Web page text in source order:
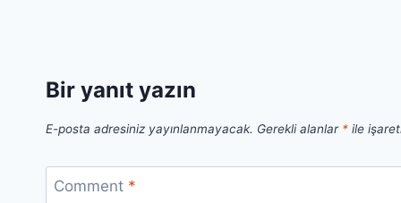
Bir yanıt yazın
E-posta adresiniz yayınlanmayacak. Gerekli alanlar * ile
Comment *